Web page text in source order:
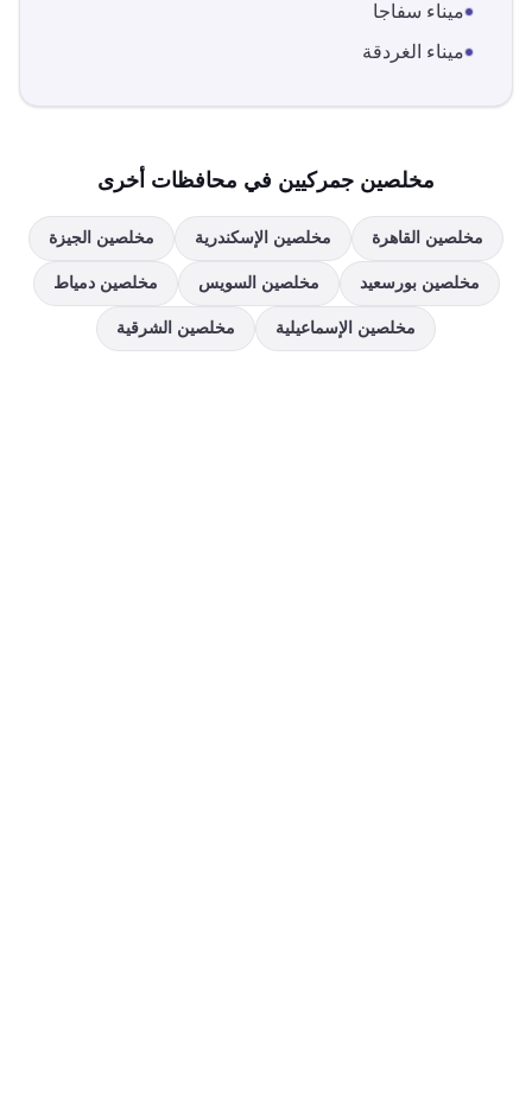
ميناء سفاجا
ميناء الغردقة
مخلصين جمركيين في محافظات أخرى
مخلصين القاهرة مخلصين الإسكندرية مخلصين الجيزة
مخلصينبورسعيد مخلصين السويس مخلصيندمياط
مخلصين الإسماعيلية مخلصين الشرقية